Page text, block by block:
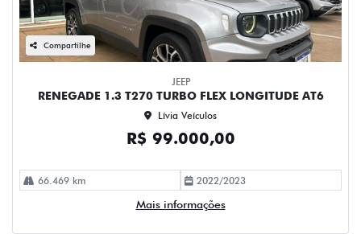
Compartilhe
JEEP
RENEGADE 1.3 T270 TURBO FLEX LONGITUDE AT6
Lívia Veículos
R$ 99.000,00
66.469 km 2022/2023
Mais informações